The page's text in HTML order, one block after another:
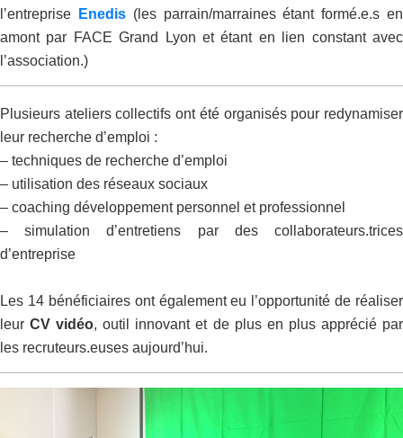
l’entreprise
Enedis(les parrain/marraines étant formé.e.s en
amont par FACE Grand Lyon et étant en lien constant avec
l’association.)
Plusieurs ateliers collectifs ont été organisés pour redynamiser
leur recherche d’emploi :
– techniques de recherche d’emploi
– utilisation des réseaux sociaux
– coaching développement personnel et professionnel
– simulation d’entretiens par des collaborateurs.trices
d’entreprise
Les 14 bénéficiaires ont également eu l’opportunité de réaliser
leurCV vidéo, outil innovant et de plus en plus apprécié par
les recruteurs.euses aujourd’hui.